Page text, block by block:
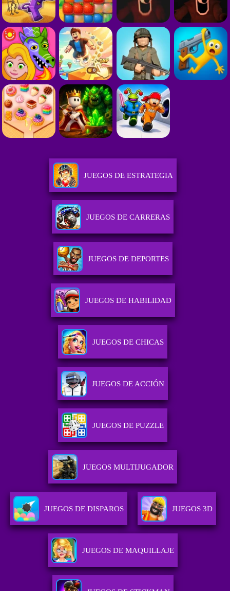
JUEGOS DE ESTRATEGIA
JUEGOS DE CARRERAS
JUEGOS DE DEPORTES
JUEGOS DE HABILIDAD
JUEGOS DE CHICAS
JUEGOS DE ACCIÓN
JUEGOS DE PUZZLE
JUEGOS MULTIJUGADOR
JUEGOS DE DISPAROS JUEGOS 3D
JUEGOS DE MAQUILLAJE